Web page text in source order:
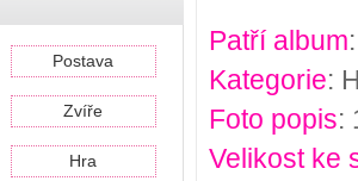
Postava
Zvíře
Hra
Patří album
Kategorie:
Foto popis:
Velikost ke